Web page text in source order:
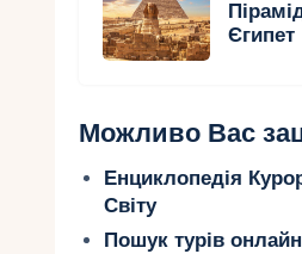
Єгипет
Можливо Вас
Енциклопедія
Світу
Пошук турів онлайн